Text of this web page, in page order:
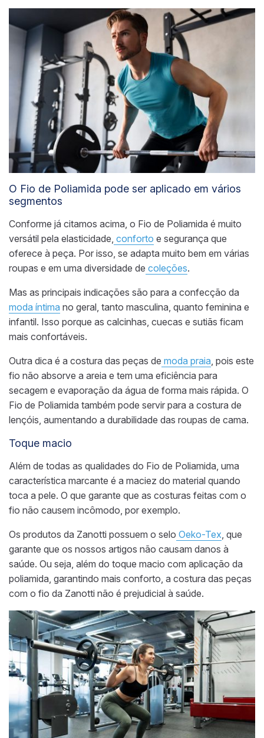
O Fio de Poliamida pode ser aplicado em vários
segmentos
Conforme já citamos acima, o Fio de Poliamida é muito
versátil pela elasticidade, conforto e segurança que
oferece à peça. Por isso, se adapta muito bem em várias
roupas e em uma diversidade de coleções.
Mas as principais indicações são para a confecção da
moda íntima no geral, tanto masculina, quanto feminina e
infantil. Isso porque as calcinhas, cuecas e sutiãs ficam
mais confortáveis.
Outra dica é a costura das peças de moda praia , pois este
fio não absorve a areia e tem uma eficiência para
secagem e evaporação da água de forma mais rápida. O
Fio de Poliamida também pode servir para a costura de
lençóis, aumentando a durabilidade das roupas de cama.
Toque macio
Além de todas as qualidades do Fio de Poliamida, uma
característica marcante é a maciez do material quando
toca a pele. O que garante que as costuras feitas com o
fio não causem incômodo, por exemplo.
Os produtos da Zanotti possuem o selo Oeko-Tex , que
garante que os nossos artigos não causam danos à
saúde. Ou seja, além do toque macio com aplicação da
poliamida, garantindo mais conforto, a costura das peças
com o fio da Zanotti não é prejudicial à saúde.